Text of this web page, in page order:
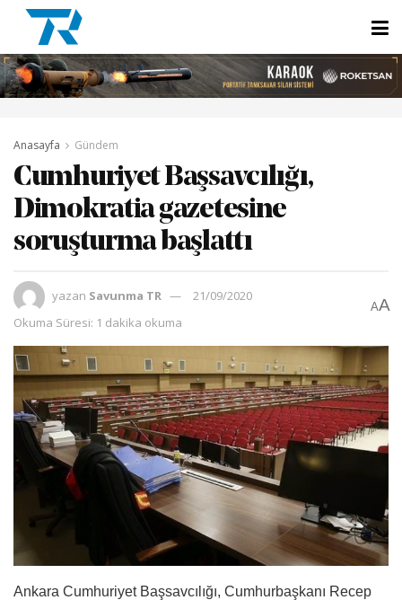
Anasayfa Gündem
Cumhuriyet Başsavcılığı,
Dimokratia gazetesine
soruşturma başlattı
yazan Savunma TR
21/09/2020
Okuma Süresi: 1 dakika okuma
AA
Ankara Cumhuriyet Başsavcılığı, Cumhurbaşkanı Recep